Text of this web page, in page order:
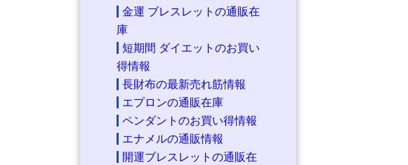
金運 ブレスレットの通販在
庫
短期間 ダイエットのお買い
得情報
長財布の最新売れ筋情報
エプロンの通販在庫
ペンダントのお買い得情報
エナメルの通販情報
開運ブレスレットの通販在